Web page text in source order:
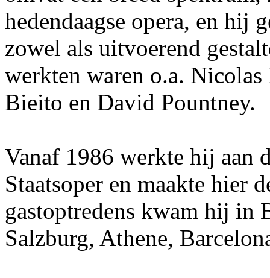
hedendaagse opera, en hij
zowel als uitvoerend
werkten waren o.a.
Bieito en David Pountney.
Vanaf 1986 werkte hij aan
Staatsoper en maakte hier
gastoptredens kwam hij
Salzburg, Athene,